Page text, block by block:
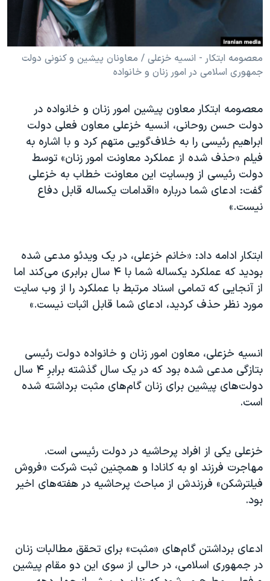
فرهنگ و زندگی
اقتصادی
علم و فناوری
آرشیو پخش زنده
مستندها
حمله جمهوری اسلامی به اسرائیل
رمز مهسا
اعتراضات زن، زندگی، آزادی
مجموعه مستندهای دادخواهی
تریبونال مردمی آبان ۹۸
دادگاه حمید نوری
چهل سال گروگان‌گیری
اعتراضات مردمی آبان ۹۸
اسرائیل در جنگ
نرگس محمدی برنده جایزه نوبل صلح
سفر پرزیدنت ترامپ به چین
معصومه ابتکار - انسیه خزعلی / معاونان پیشین و کنونی دولت
جمهوری اسلامی در امور زنان و خانواده
معصومه ابتکار معاون پیشین امور زنان و خانواده در
دولت حسن روحانی، انسیه خزعلی معاون فعلی دولت
ابراهیم رئیسی را به خلاف‌گویی متهم کرد و با اشاره به
فیلم «حذف شده از عملکرد معاونت امور زنان» توسط
دولت رئیسی از وبسایت این معاونت خطاب به خزعلی
گفت: ادعای شما درباره «اقدامات یکساله قابل دفاع
نیست.»
ابتکار ادامه داد: «خانم خزعلی، در یک ویدئو مدعی شده
بودید که عملکرد یکساله شما با ۴ سال برابری می‌کند اما
از آنجایی که تمامی اسناد مرتبط با عملکرد را از وب سایت
مورد نظر حذف کردید، ادعای شما قابل اثبات نیست.»
انسیه خزعلی، معاون امور زنان و خانواده دولت رئیسی
بتازگی مدعی شده بود که در یک سال گذشته برابرِ ۴ سال
دولت‌های پیشین برای زنان گام‌های مثبت برداشته شده
است.
خزعلی یکی از افراد پرحاشیه در دولت رئیسی است.
مهاجرت فرزند او به کانادا و همچنین ثبت شرکت «فروش
فیلترشکن» فرزندش از مباحث پرحاشیه در هفته‌های اخیر
بود.
ادعای برداشتن گام‌های «مثبت» برای تحقق مطالبات زنان
در جمهوری اسلامی، در حالی از سوی این دو مقام پیشین